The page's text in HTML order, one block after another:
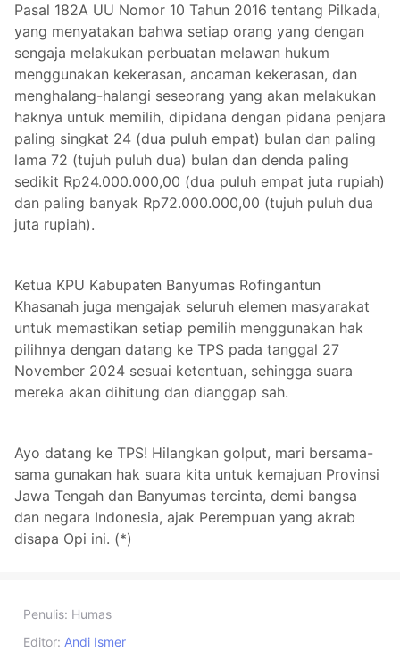
Pasal 182A UU Nomor 10 Tahun 2016 tentang Pilkada,
yang menyatakan bahwa setiap orang yang dengan
sengaja melakukan perbuatan melawan hukum
menggunakan kekerasan, ancaman kekerasan, dan
menghalang-halangi seseorang yang akan melakukan
haknya untuk memilih, dipidana dengan pidana penjara
paling singkat 24 (dua puluh empat) bulan dan paling
lama 72 (tujuh puluh dua) bulan dan denda paling
sedikit Rp24.000.000,00 (dua puluh empat juta rupiah)
dan paling banyak Rp72.000.000,00 (tujuh puluh dua
juta rupiah).
Ketua KPU Kabupaten Banyumas Rofingantun
Khasanah juga mengajak seluruh elemen masyarakat
untuk memastikan setiap pemilih menggunakan hak
pilihnya dengan datang ke TPS pada tanggal 27
November 2024 sesuai ketentuan, sehingga suara
mereka akan dihitung dan dianggap sah.
Ayo datang ke TPS! Hilangkan golput, mari bersama-
sama gunakan hak suara kita untuk kemajuan Provinsi
Jawa Tengah dan Banyumas tercinta, demi bangsa
dan negara Indonesia, ajak Perempuan yang akrab
disapa Opi ini. (*)
Penulis: Humas
Editor: Andi Ismer